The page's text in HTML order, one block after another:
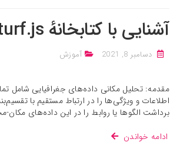
آشنایی با کتابخانه‌ٔ turf.js
دسامبر 8, 2021 آموزش
مقدمه: تحلیل مکانی داده‌های جغرافیایی شامل
اطلاعات و ویژگی‌ها را در ارتباط مستقیم با
برداشت الگوها یا روابط را در این داده‌های
ادامه خواندن